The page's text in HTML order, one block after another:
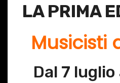
LA PRIMA
Musicisti
Dal 7